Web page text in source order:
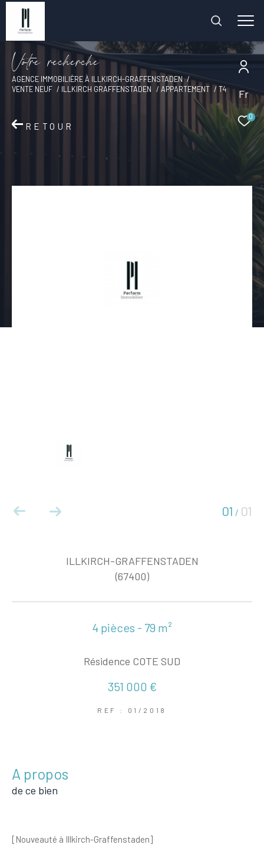
Fr
0
Votre recherche
AGENCE IMMOBILIÈRE À ILLKIRCH-GRAFFENSTADEN
VENTE NEUF
ILLKIRCH GRAFFENSTADEN APPARTEMENT T4
RETOUR
01 / 01
ILLKIRCH-GRAFFENSTADEN
(67400)
4 pièces - 79 m²
Résidence COTE SUD
351 000 €
REF : 01/2018
a propos
de ce bien
[Nouveauté à Illkirch-Graffenstaden]